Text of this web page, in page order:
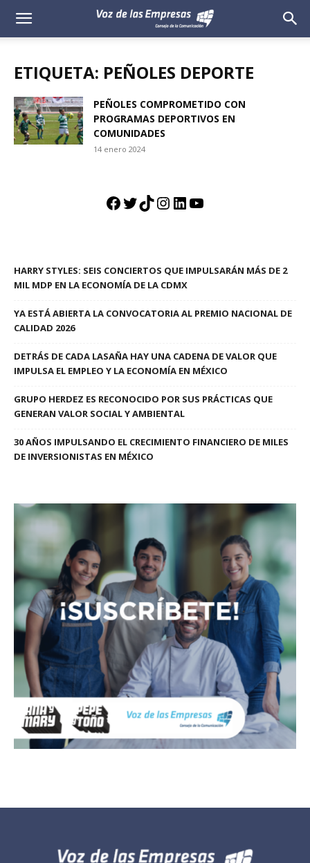
Voz
Empresas
ETIQUETA: PEÑOLES DEPORTE
PEÑOLES COMPROMETIDO CON
PROGRAMAS DEPORTIVOS EN
COMUNIDADES
14 enero 2024
Facebook
Twitter
TikTok
Instagram
LinkedIn
YouTube
HARRY STYLES: SEIS CONCIERTOS QUE IMPULSARÁN MÁS DE 2
MIL MDP EN LA ECONOMÍA DE LA CDMX
YA ESTÁ ABIERTA LA CONVOCATORIA AL PREMIO NACIONAL DE
CALIDAD 2026
DETRÁS DE CADA LASAÑA HAY UNA CADENA DE VALOR QUE
IMPULSA EL EMPLEO Y LA ECONOMÍA EN MÉXICO
GRUPO HERDEZ ES RECONOCIDO POR SUS PRÁCTICAS QUE
GENERAN VALOR SOCIAL Y AMBIENTAL
30 AÑOS IMPULSANDO EL CRECIMIENTO FINANCIERO DE MILES
DE INVERSIONISTAS EN MÉXICO